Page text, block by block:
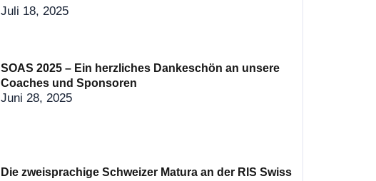
Juli 18, 2025
SOAS 2025 – Ein herzliches Dankeschön an unsere
Coaches und Sponsoren
Juni 28, 2025
Die zweisprachige Schweizer Matura an der RIS Swiss